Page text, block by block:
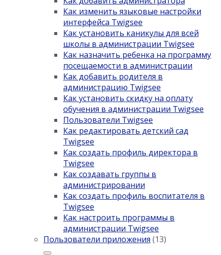
Как изменить языковые настройки
интерфейса Twigsee
Как установить каникулы для всей
школы в администрации Twigsee
Как назначить ребенка на программу
посещаемости в администрации
Как добавить родителя в
администрацию Twigsee
Как установить скидку на оплату
обучения в администрации Twigsee
Пользователи Twigsee
Как редактировать детский сад
Twigsee
Как создать профиль директора в
Twigsee
Как создавать группы в
администрировании
Как создать профиль воспитателя в
Twigsee
Как настроить программы в
администрации Twigsee
Пользователи приложения (13)